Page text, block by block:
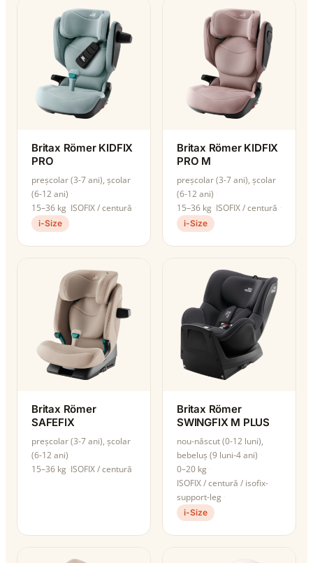
Britax Römer KIDFIX
PRO
preșcolar (3-7 ani), școlar
(6-12 ani)
15–36 kg ISOFIX / centură
i-Size
Britax Römer KIDFIX
PRO M
preșcolar (3-7 ani), școlar
(6-12 ani)
15–36 kg ISOFIX / centură
i-Size
Britax Römer
SAFEFIX
preșcolar (3-7 ani), școlar
(6-12 ani)
15–36 kg ISOFIX / centură
Britax Römer
SWINGFIX M PLUS
nou-născut (0-12 luni),
bebeluș (9 luni-4 ani)
0–20 kg
ISOFIX / centură / isofix-
support-leg
i-Size